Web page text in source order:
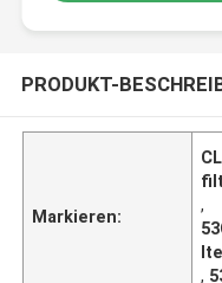
PRODUKT-
Markieren:
,
,